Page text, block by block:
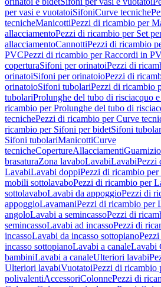
per vasi e vuotatoiSifoniCurve tecniche
tecnicheManicottiPezzi di ricambio per
allacciamentoPezzi di ricambio per Set
allacciamentoCannottiPezzi di ricambio
PVCPezzi di ricambio per Raccordi in
coperturaSifoni per orinatoiPezzi di
orinatoiSifoni per orinatoioPezzi di
orinatoioSifoni tubolariPezzi di ricambio
tubolariProlunghe del tubo di risciacquo
ricambio per Prolunghe del tubo di
tecnichePezzi di ricambio per Curve
ricambio per Sifoni per bidetSifoni
Sifoni tubolariManicottiCurve
tecnicheCopertureAllacciamenti
brasaturaZona lavaboLavabiLavabiPezzi
LavabiLavabi doppiPezzi di ricambio
mobili sottolavaboPezzi di ricambio per
sottolavaboLavabi da appoggioPezzi di
appoggioLavamaniPezzi di ricambio per
angoloLavabi a semincassoPezzi di
semincassoLavabi ad incassoPezzi di
incassoLavabi da incasso sottopiano
incasso sottopianoLavabi a canaleLavabi
bambiniLavabi a canaleUlteriori lavabi
Ulteriori lavabiVuotatoiPezzi di ricambio
polivalentiAccessoriColonnePezzi di